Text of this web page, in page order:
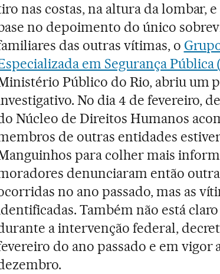
nas costas, na altura da lombar,
no depoimento do único
das outras vítimas, o
em Segurança Pública
Público do Rio, abriu um
No dia 4 de fevereiro,
Núcleo de Direitos Humanos
de outras entidades
para colher mais
denunciaram então
no ano passado, mas as
Também não está
a intervenção federal,
do ano passado e em vigor